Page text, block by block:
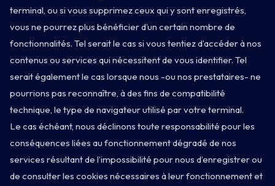
terminal, ou si vous supprimez ceux qui y sont enregistrés,
vous ne pourrez plus bénéficier d’un certain nombre de
fonctionnalités. Tel serait le cas si vous tentiez d’accéder à nos
contenus ou services qui nécessitent de vous identifier. Tel
serait également le cas lorsque nous -ou nos prestataires- ne
pourrions pas reconnaître, à des fins de compatibilité
technique, le type de navigateur utilisé par votre terminal.
Le cas échéant, nous déclinons toute responsabilité pour les
conséquences liées au fonctionnement dégradé de nos
services résultant de l’impossibilité pour nous d’enregistrer ou
de consulter les cookies nécessaires à leur fonctionnement et